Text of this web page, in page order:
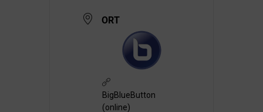
ORT
BigBlueButton
(online)